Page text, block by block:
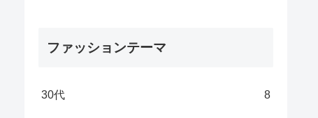
ファッションテーマ
30代 8